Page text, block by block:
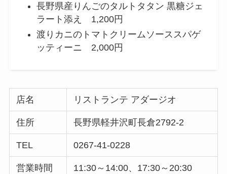
長野県産りんごのタルトタタン 黒糖ジェ
ラート添え 1,200円
渡りカニのトマトクリームソーススパゲ
ッティーニ 2,000円
店名 リストランテ アダージオ
住所 長野県軽井沢町長倉2792-2
TEL 0267-41-0228
営業時間 11:30～14:00、17:30～20:30